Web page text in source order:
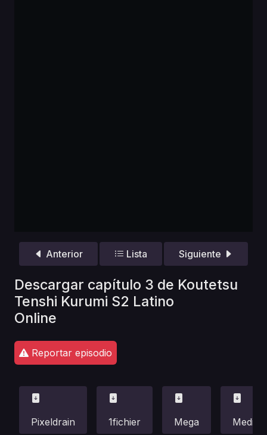
Anterior Lista Siguiente
Descargar capítulo 3 de Koutetsu
Tenshi Kurumi S2 Latino
Online
Reportar episodio
Pixeldrain 1fichier Mega